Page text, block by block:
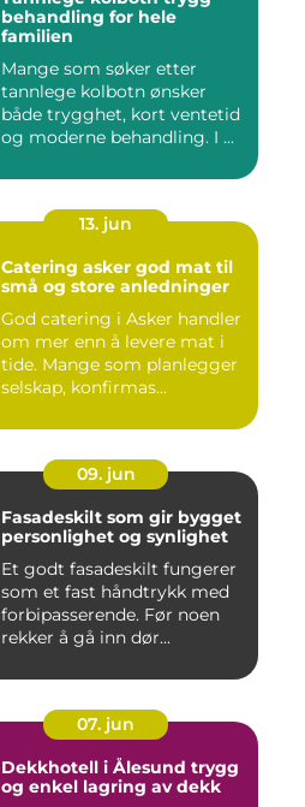
behandling for hele
familien
Mange som søker etter
tannlege kolbotn ønsker
både trygghet, kort ventetid
og moderne behandling. I ...
13. jun
Catering asker god mat til
små og store anledninger
God catering i Asker handler
om mer enn å levere mat i
tide. Mange som planlegger
selskap, konfirmas...
09. jun
Fasadeskilt som gir bygget
personlighet og synlighet
Et godt fasadeskilt fungerer
som et fast håndtrykk med
forbipasserende. Før noen
rekker å gå inn dør...
07. jun
Dekkhotell i Ålesund trygg
og enkel lagring av dekk